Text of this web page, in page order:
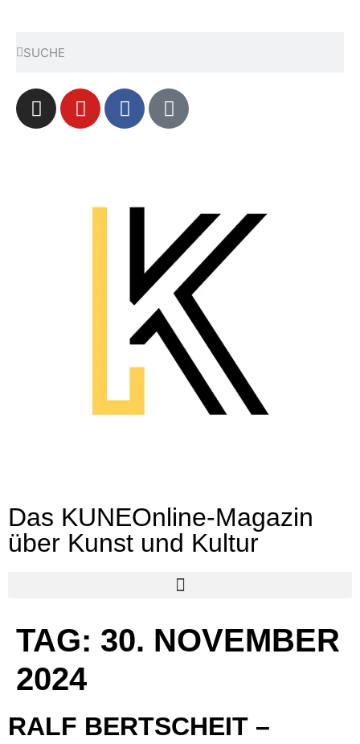
Das KUNEOnline-Magazin
über Kunst und Kultur
TAG: 30. NOVEMBER
2024
RALF BERTSCHEIT –